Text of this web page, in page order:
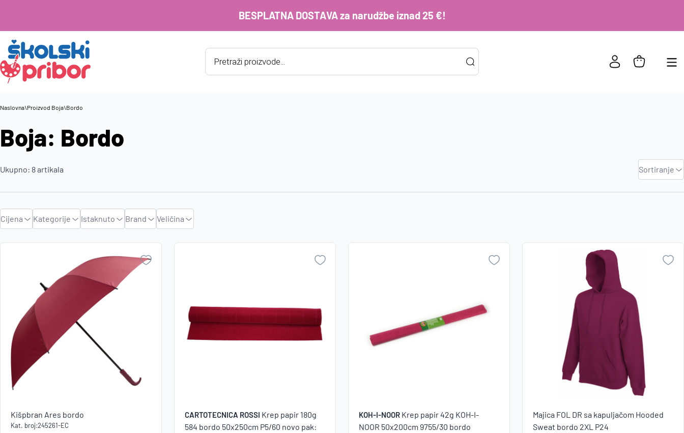
BESPLATNA DOSTAVA za narudžbe iznad 25 €!
Products
search
NOVI STE NA WEBSHOP-U?
Kreirajte korisnički račun
Naslovna\Proizvod Boja\Bordo
Boja: Bordo
Ukupno: 8artikala Sortiranje
Najviša
cijena
Naziv A-
Cijena Kategorije Istaknuto Brand Veličina
Kišpbran Ares bordo
Kat. broj:245261-EC
CARTOTECNICA ROSSI Krep papir 180g
584 bordo 50x250cm P5/60 novo pak:
KOH-I-NOOR Krep papir 42g KOH-I-
NOOR 50x200cm 9755/30 bordo
Majica FOL DR sa kapuljačom Hooded
Sweat bordo 2XL P24